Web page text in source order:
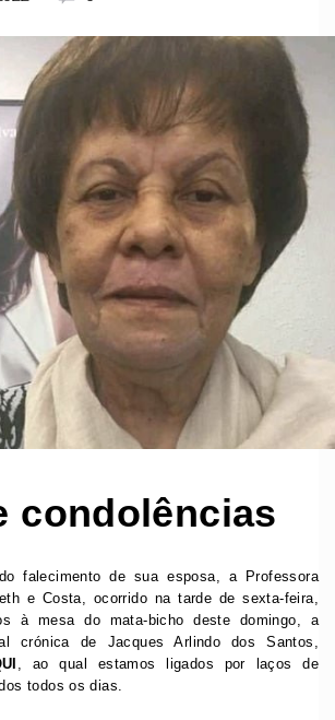
condolências
falecimento de sua esposa, a Professora
e Costa, ocorrido na tarde de sexta-feira,
à mesa do mata-bicho deste domingo, a
crónica de Jacques Arlindo dos Santos,
, ao qual estamos ligados por laços de
todos os dias.